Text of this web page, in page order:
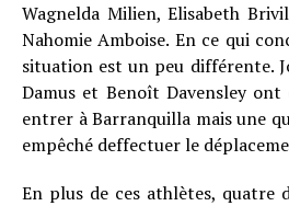
Wagnelda Milien, Elisabeth
Nahomie Amboise. En ce qui
situation est un peu différente.
Damus et Benoît Davensley
entrer à Barranquilla mais une
empêché deffectuer le
En plus de ces athlètes, quatre